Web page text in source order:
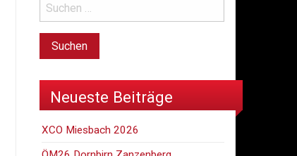
Neueste Beiträge
XCO Miesbach 2026